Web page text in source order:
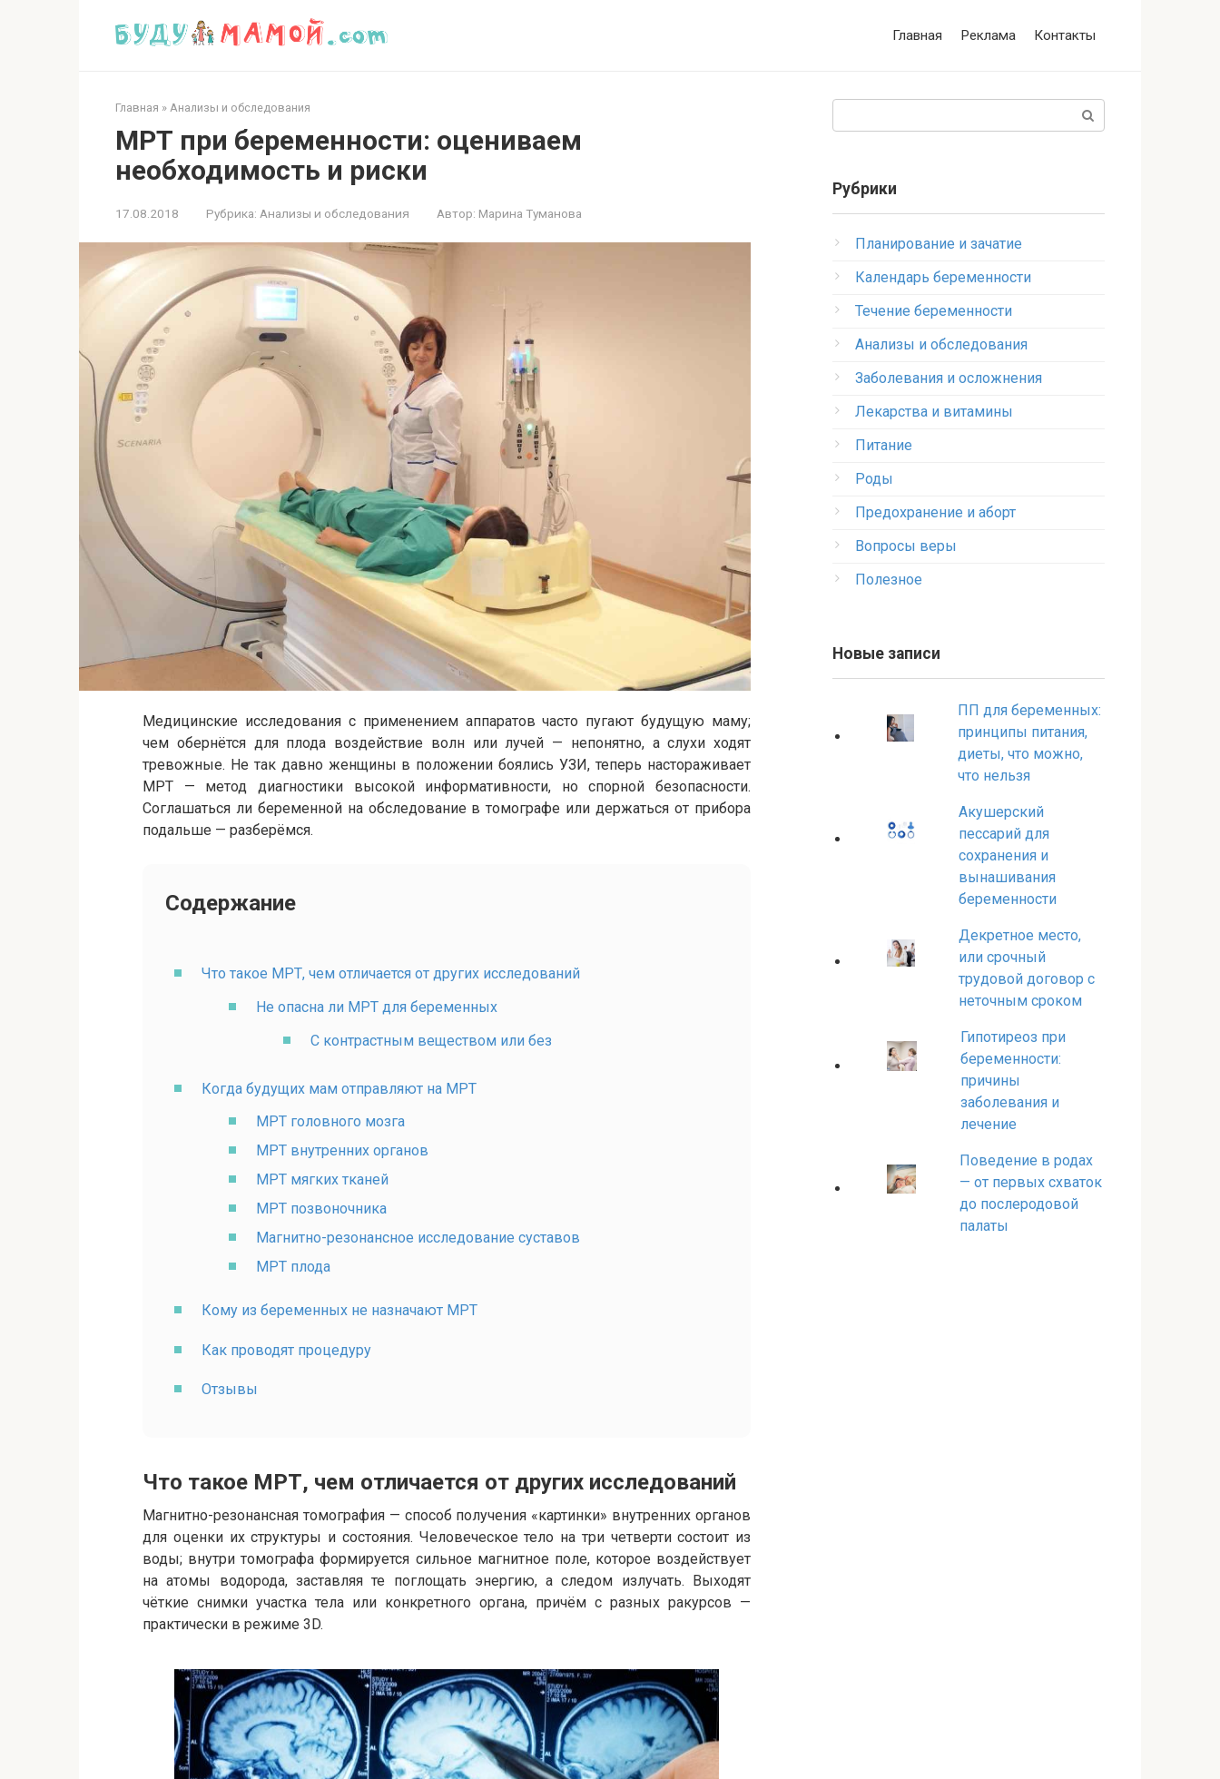
Главная Реклама Контакты
Главная » Анализы и обследования
МРТ при беременности: оцениваем
необходимость и риски
17.08.2018 Рубрика: Анализы и обследования Автор: Марина Туманова
Медицинские исследования с применением аппаратов часто пугают будущую маму;
чем обернётся для плода воздействие волн или лучей — непонятно, а слухи ходят
тревожные. Не так давно женщины в положении боялись УЗИ, теперь настораживает
МРТ — метод диагностики высокой информативности, но спорной безопасности.
Соглашаться ли беременной на обследование в томографе или держаться от прибора
подальше — разберёмся.
Содержание
Что такое МРТ, чем отличается от других исследований
Не опасна ли МРТ для беременных
С контрастным веществом или без
Когда будущих мам отправляют на МРТ
МРТ головного мозга
МРТ внутренних органов
МРТ мягких тканей
МРТ позвоночника
Магнитно-резонансное исследование суставов
МРТ плода
Кому из беременных не назначают МРТ
Как проводят процедуру
Отзывы
Что такое МРТ, чем отличается от других исследований
Магнитно-резонансная томография — способ получения «картинки» внутренних органов
для оценки их структуры и состояния. Человеческое тело на три четверти состоит из
воды; внутри томографа формируется сильное магнитное поле, которое воздействует
на атомы водорода, заставляя те поглощать энергию, а следом излучать. Выходят
чёткие снимки участка тела или конкретного органа, причём с разных ракурсов —
практически в режиме 3D.
Рубрики
Планирование и зачатие
Календарь беременности
Течение беременности
Анализы и обследования
Заболевания и осложнения
Лекарства и витамины
Питание
Роды
Предохранение и аборт
Вопросы веры
Полезное
Новые записи
ПП для беременных:
принципы питания,
диеты, что можно,
что нельзя
Акушерский
пессарий для
сохранения и
вынашивания
беременности
Декретное место,
или срочный
трудовой договор с
неточным сроком
Гипотиреоз при
беременности:
причины
заболевания и
лечение
Поведение в родах
— от первых схваток
до послеродовой
палаты